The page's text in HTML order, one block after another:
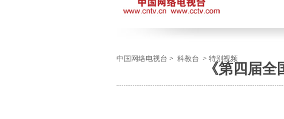
中国网络电视台 > 科教台 > 特别视频
《第四届